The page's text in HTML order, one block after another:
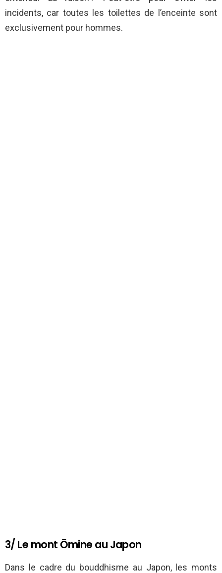
incidents, car toutes les toilettes de l’enceinte sont
exclusivement pour hommes.
3/ Le mont Ōmine au Japon
Dans le cadre du bouddhisme au Japon, les monts